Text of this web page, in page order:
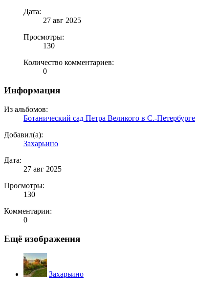
Дата:
27 авг 2025
Просмотры:
130
Количество комментариев:
0
Информация
Из альбомов:
Ботанический сад Петра Великого в С.-Петербурге
Добавил(а):
Захарьино
Дата:
27 авг 2025
Просмотры:
130
Комментарии:
0
Ещё изображения
Захарьино